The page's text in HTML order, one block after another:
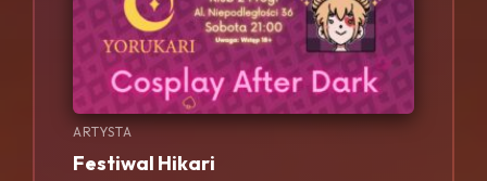
ARTYSTA
Festiwal Hikari